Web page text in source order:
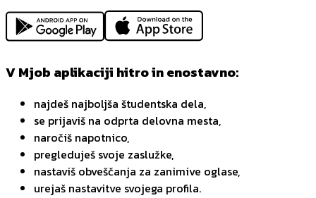
V Mjob aplikaciji hitro in enostavno:
najdeš najboljša študentska dela,
se prijaviš na odprta delovna mesta,
naročiš napotnico,
pregleduješ svoje zaslužke,
nastaviš obveščanja za zanimive oglase,
urejaš nastavitve svojega profila.